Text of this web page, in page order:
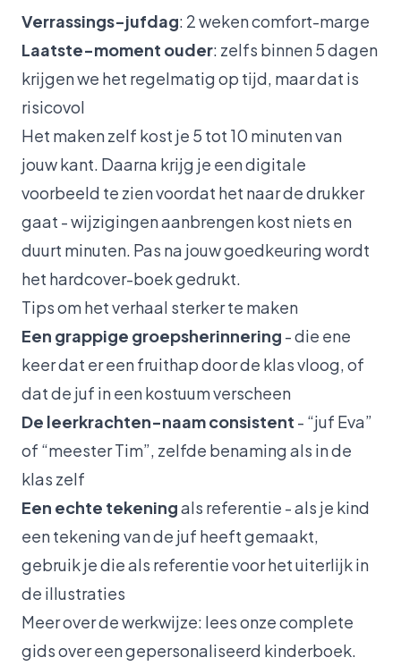
Verrassings-jufdag: 2 weken comfort-marge
Laatste-moment ouder: zelfs binnen 5 dagen
krijgen we het regelmatig op tijd, maar dat is
risicovol
Het maken zelf kost je 5 tot 10 minuten van
jouw kant. Daarna krijg je een digitale
voorbeeld te zien voordat het naar de drukker
gaat - wijzigingen aanbrengen kost niets en
duurt minuten. Pas na jouw goedkeuring wordt
het hardcover-boek gedrukt.
Tips om het verhaal sterker te maken
Een grappige groepsherinnering - die ene
keer dat er een fruithap door de klas vloog, of
dat de juf in een kostuum verscheen
De leerkrachten-naam consistent - “juf Eva”
of “meester Tim”, zelfde benaming als in de
klas zelf
Een echte tekeningals referentie - als je kind
een tekening van de juf heeft gemaakt,
gebruik je die als referentie voor het uiterlijk in
de illustraties
Meer over de werkwijze: lees onzecomplete
gids over een gepersonaliseerd kinderboek.